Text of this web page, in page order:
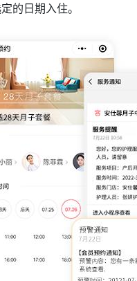
的日期入住。